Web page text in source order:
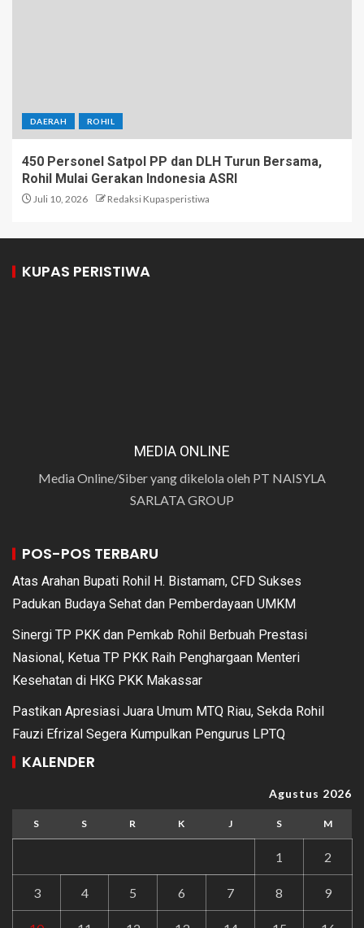
DAERAH ROHIL
450 Personel Satpol PP dan DLH Turun Bersama,
Rohil Mulai Gerakan Indonesia ASRI
Juli 10, 2026 Redaksi Kupasperistiwa
KUPAS PERISTIWA
MEDIA ONLINE
Media Online/Siber yang dikelola oleh PT NAISYLA
SARLATA GROUP
POS-POS TERBARU
Atas Arahan Bupati Rohil H. Bistamam, CFD Sukses
Padukan Budaya Sehat dan Pemberdayaan UMKM
Sinergi TP PKK dan Pemkab Rohil Berbuah Prestasi
Nasional, Ketua TP PKK Raih Penghargaan Menteri
Kesehatan di HKG PKK Makassar
Pastikan Apresiasi Juara Umum MTQ Riau, Sekda Rohil
Fauzi Efrizal Segera Kumpulkan Pengurus LPTQ
KALENDER
Agustus 2026
S S R K J S M
1 2
3 4 5 6 7 8 9